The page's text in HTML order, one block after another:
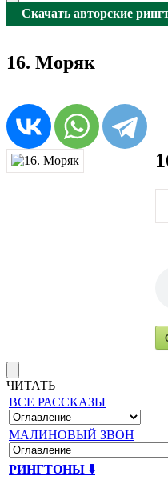
Скачать авторские
16. Моряк
ЧИТАТЬ
ВСЕ РАССКАЗЫ
МАЛИНОВЫЙ ЗВОН
РИНГТОНЫ ⬇️